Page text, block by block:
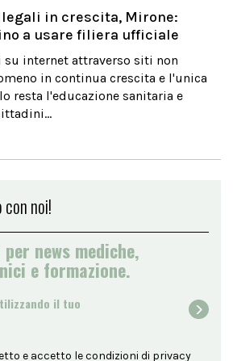
in crescita, Mirone:
a usare filiera ufficiale
su internet attraverso siti non
in continua crescita e l'unica
resta l'educazione sanitaria e
noi!
news mediche,
e formazione.
il tuo
e accetto le condizioni di privacy